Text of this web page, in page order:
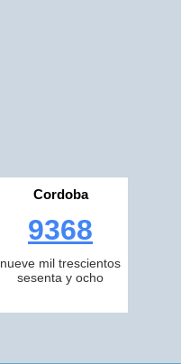
Cordoba
9368
nueve mil trescientos
sesenta y ocho